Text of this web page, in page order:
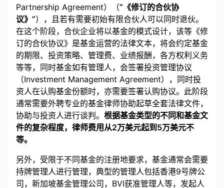
（Amended and Restated Exempted Limited
Partnership Agreement）（“《修订的合伙协
议》”），且若有需要初始有限合伙人可以同时退伙。
在这个阶段，合伙企业将以基金的模式设计，该等《修
订的合伙协议》是基金运营的法律文本，将会约定基金
的期限、投资策略、管理费、业绩报酬，各方权利义务
等等，同时基金如有管理人，会签署投资管理协议
（Investment Management Agreement），同时投
资人在认购基金份额时，亦需要签署认购协议。此阶段
通常需要外聘专业的基金律师协助起草全套法律文件，
协助与投资人进行谈判。根据基金类型的不同和基金文
件的复杂程度，律师费用从2万美元起到5万美元不
另外，受限于不同基金的注册地要求，基金通常会需要
持牌管理人进行管理，典型的管理人包括香港9号牌公